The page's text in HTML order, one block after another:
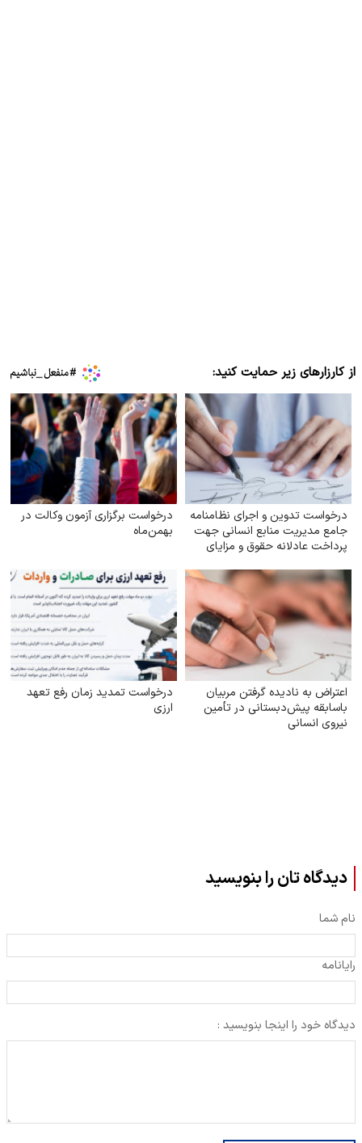
از کارزارهای زیر حمایت کنید:
درخواست تدوین و اجرای نظامنامه
جامع مدیریت منابع انسانی جهت
پرداخت عادلانه حقوق و مزایای
درخواست برگزاری آزمون وکالت در
بهمن‌ماه
اعتراض به نادیده گرفتن مربیان
باسابقه پیش‌دبستانی در تأمین
نیروی انسانی
درخواست تمدید زمان رفع تعهد
ارزی
دیدگاه تان را بنویسید
نام شما
رایانامه
دیدگاه خود را اینجا بنویسید :